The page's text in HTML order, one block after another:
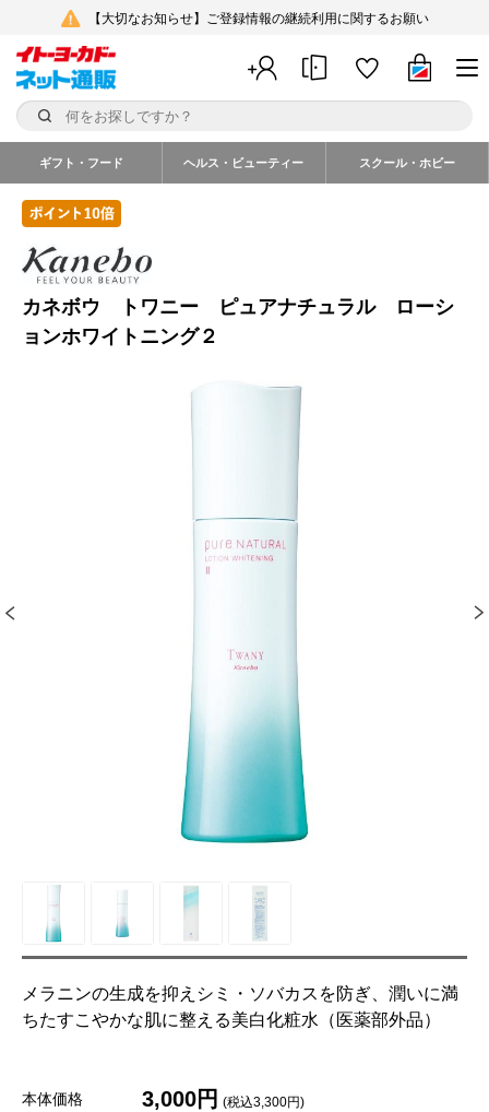
【大切なお知らせ】ご登録情報の継続利用に関するお願い
ギフト・フード ヘルス・ビューティー スクール・ホビー
カネボウ トワニー ピュアナチュラル ローシ
ョンホワイトニング２
メラニンの生成を抑えシミ・ソバカスを防ぎ、潤いに満
ちたすこやかな肌に整える美白化粧水（医薬部外品）
本体価格 3,000円 (税込3,300円)